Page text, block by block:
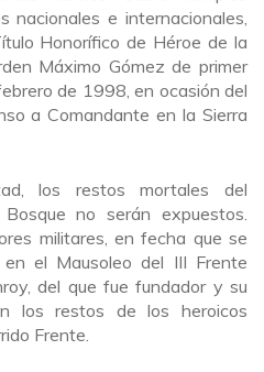
nacionales e internacionales,
Honorífico de Héroe de la
Máximo Gómez de primer
de 1998, en ocasión del
a Comandante en la Sierra
los restos mortales del
no serán expuestos.
militares, en fecha que se
en el Mausoleo del III Frente
del que fue fundador y su
los restos de los heroicos
Frente.